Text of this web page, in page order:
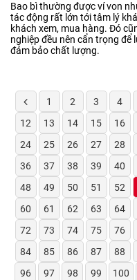
Bao bì thường được ví von
tác động rất lớn tới tâm lý
khách xem, mua hàng. Đó
nghiệp đều nên cẩn trọng
đảm bảo chất lượng.
1 2 3 4
12
13 14 15 16
24
25 26 27 28
36
37 38 39 40
48
49 50 51 52
60
61 62 63 64
72
73 74 75 76
84
85 86 87 88
96
97 98 99 100